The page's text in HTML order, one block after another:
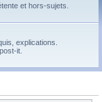
et hors-sujets.
explications.
it.